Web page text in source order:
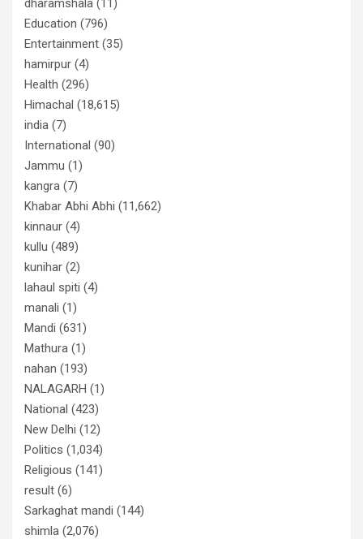
dharamshala (11)
Education (796)
Entertainment (35)
hamirpur (4)
Health (296)
Himachal (18,615)
india (7)
International (90)
Jammu (1)
kangra (7)
Khabar Abhi Abhi (11,662)
kinnaur (4)
kullu (489)
kunihar (2)
lahaul spiti (4)
manali (1)
Mandi (631)
Mathura (1)
nahan (193)
NALAGARH (1)
National (423)
New Delhi (12)
Politics (1,034)
Religious (141)
result (6)
Sarkaghat mandi (144)
shimla (2,076)